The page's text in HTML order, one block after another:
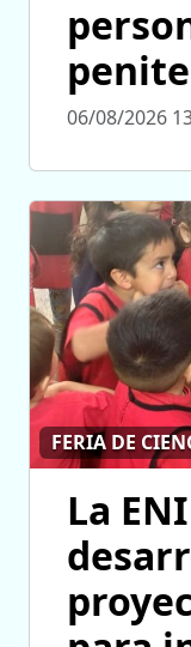
06/08/2026
FERIA DE
La